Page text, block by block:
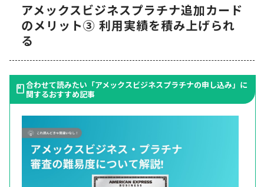
アメックスビジネスプラチナ追加カード
のメリット③ 利用実績を積み上げられ
る
合わせて読みたい「アメックスビジネスプラチナの申し込み」に
関するおすすめ記事